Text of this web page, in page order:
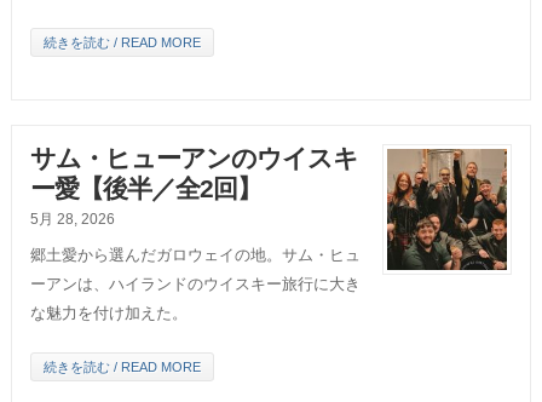
続きを読む / READ MORE
サム・ヒューアンのウイスキ
ー愛【後半／全2回】
5月 28, 2026
郷土愛から選んだガロウェイの地。サム・ヒュ
ーアンは、ハイランドのウイスキー旅行に大き
な魅力を付け加えた。
続きを読む / READ MORE